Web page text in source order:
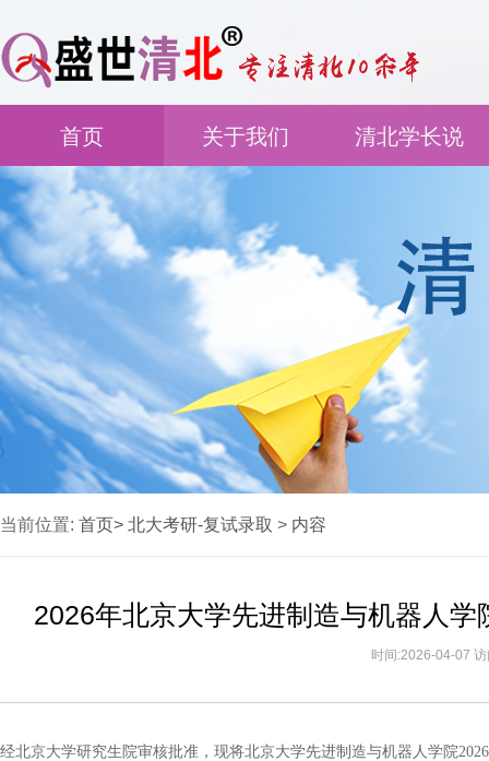
首页 关于我们 清北学长说
当前位置: 首页> 北大考研-复试录取 > 内容
2026年北京大学先进制造与机器人
时间:2026-04-07
经北京大学研究生院审核批准，现将北京大学先进制造与机器人学院